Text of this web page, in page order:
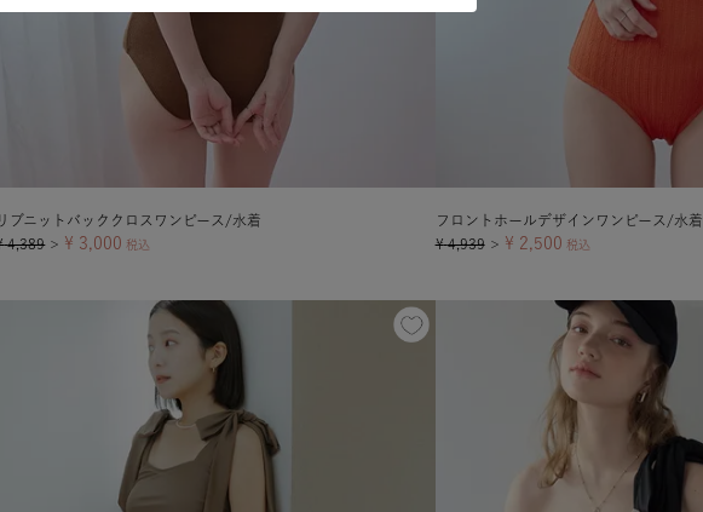
リブニットバッククロスワンピース/水着
4,389 ＞ ¥ 3,000 税込
フロントホールデザインワンピース/水着
¥ 4,939 ＞ ¥ 2,500 税込